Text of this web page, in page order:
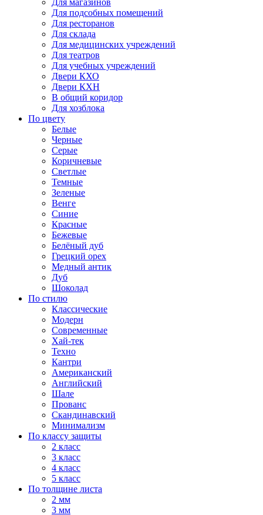
Для магазинов
Для подсобных помещений
Для ресторанов
Для склада
Для медицинских учреждений
Для театров
Для учебных учреждений
Двери КХО
Двери КХН
В общий коридор
Для хозблока
По цвету
Белые
Черные
Серые
Коричневые
Светлые
Темные
Зеленые
Венге
Синие
Красные
Бежевые
Белёный дуб
Грецкий орех
Медный антик
Дуб
Шоколад
По стилю
Классические
Модерн
Современные
Хай-тек
Техно
Кантри
Американский
Английский
Шале
Прованс
Скандинавский
Минимализм
По классу защиты
2 класс
3 класс
4 класс
5 класс
По толщине листа
2 мм
3 мм